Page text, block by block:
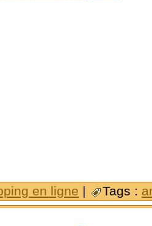
en ligne | Tags :